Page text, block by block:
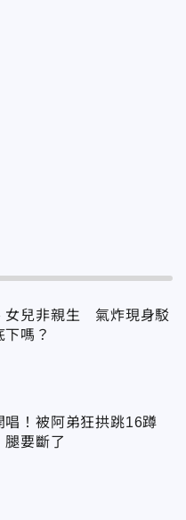
女兒非親生 氣炸現身駁
嗎？
唱！被阿弟狂拱跳16蹲
腿要斷了